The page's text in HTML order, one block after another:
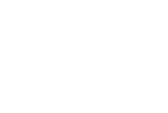
la ocean:
la plaja:
dormitoare, paturi king sau twin,